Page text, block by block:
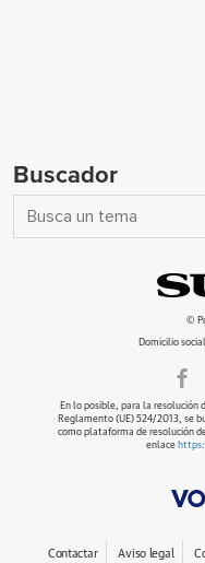
Buscador
©
Domicilio
En lo posible, para la resolución
Reglamento (UE) 524/2013, se
como plataforma de resolución
enlace
Contactar Aviso legal